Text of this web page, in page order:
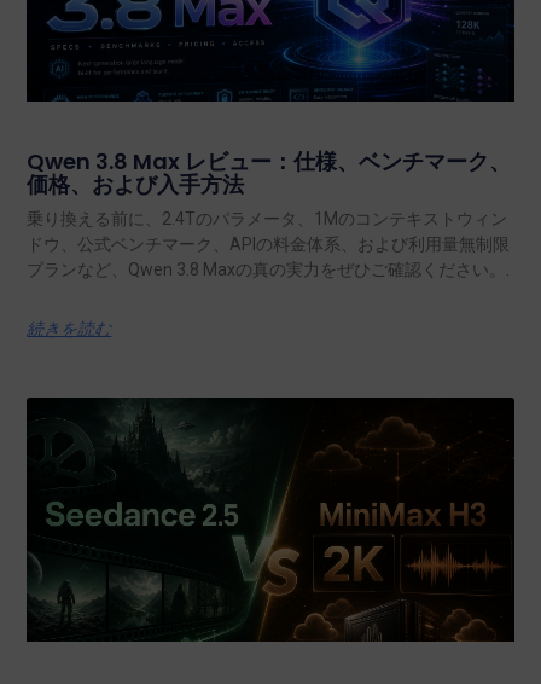
Qwen 3.8 Max レビュー：仕様、ベンチマーク、
価格、および入手方法
乗り換える前に、2.4Tのパラメータ、1Mのコンテキストウィン
ドウ、公式ベンチマーク、APIの料金体系、および利用量無制限
プランなど、Qwen 3.8 Maxの真の実力をぜひご確認ください。.
続きを読む